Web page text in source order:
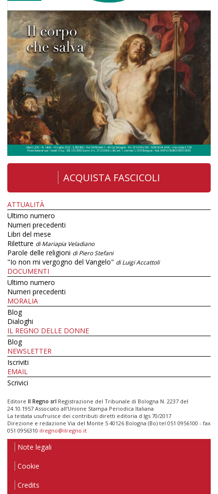
ACQUISTA FASCICOLI
ATTUALITÀ
Ultimo numero
Numeri precedenti
Libri del mese
Riletture di Mariapia Veladiano
Parole delle religioni di Piero Stefani
"Io non mi vergogno del Vangelo" di Luigi Accattoli
DOCUMENTI
Ultimo numero
Numeri precedenti
MORALIA
Blog
Dialoghi
IL REGNO DELLE DONNE
Blog
NEWSLETTER
Iscriviti
EMAIL
Scrivici
Editore Il Regno srl Registrazione del Tribunale di Bologna N. 2237 del
24.10.1957 Associato all’Unione Stampa Periodica Italiana
La testata usufruisce dei contributi diretti editoria d.lgs 70/2017
Direzione e redazione Via del Monte 5 40126 Bologna (Bo) tel 051 0956100 - fax
051 0956310 ilregno@ilregno.it
Note legali
Cookie
Credits